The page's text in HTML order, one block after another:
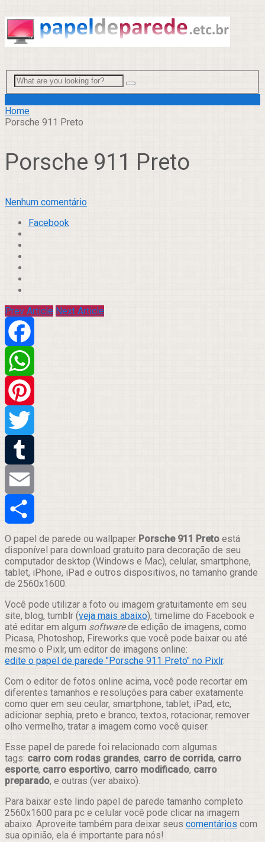
Home
Porsche 911 Preto
Porsche 911 Preto
Nenhum comentário
Facebook
Prev Article Next Article
Facebook
WhatsApp
Pinterest
Twitter
Tumblr
Email
Compartilhar
O papel de parede ou wallpaper Porsche 911 Preto está
disponível para download gratuito para decoração de seu
computador desktop (Windows e Mac), celular, smartphone,
tablet, iPhone, iPad e outros dispositivos, no tamanho grande
de 2560x1600.
Você pode utilizar a foto ou imagem gratuitamente em seu
site, blog, tumblr (veja mais abaixo), timelime do Facebook e
até editar em algum softwarede edição de imagens, como
Picasa, Photoshop, Fireworks que você pode baixar ou até
mesmo o Pixlr, um editor de imagens online:
edite o papel de parede "Porsche 911 Preto" no Pixlr.
Com o editor de fotos online acima, você pode recortar em
diferentes tamanhos e resoluções para caber exatamente
como quer em seu ceular, smartphone, tablet, iPad, etc,
adicionar sephia, preto e branco, textos, rotacionar, remover
olho vermelho, tratar a imagem como você quiser.
Esse papel de parede foi relacionado com algumas
tags: carro com rodas grandes, carro de corrida, carro
esporte, carro esportivo, carro modificado, carro
preparado, e outras (ver abaixo).
Para baixar este lindo papel de parede tamanho completo
2560x1600 para pc e celular você pode clicar na imagem
abaixo. Aproveite também para deixar seus comentários com
sua opinião, ela é importante para nós!